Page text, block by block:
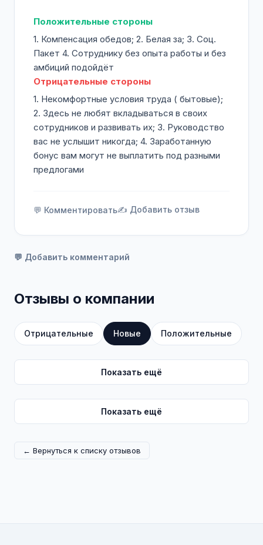
Положительные стороны
1. Компенсация обедов; 2. Белая за; 3. Соц.
Пакет 4. Сотруднику без опыта работы и без
амбиций подойдёт
Отрицательные стороны
1. Некомфортные условия труда ( бытовые);
2. Здесь не любят вкладываться в своих
сотрудников и развивать их; 3. Руководство
вас не услышит никогда; 4. Заработанную
бонус вам могут не выплатить под разными
предлогами
💬 Комментировать✍️ Добавить отзыв
💬 Добавить комментарий
Отзывы о компании
Отрицательные Новые Положительные
Показать ещё
Показать ещё
← Вернуться к списку отзывов